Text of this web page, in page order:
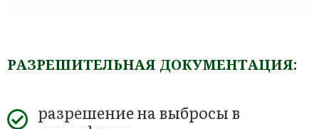
РАЗРЕШИТЕЛЬНАЯ ДОКУМЕНТАЦИЯ:
разрешение на выбросы в